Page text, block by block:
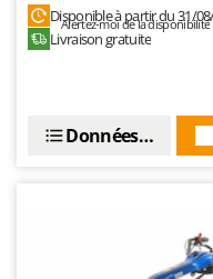
Disponible à partir du 31/
Alertez-moi de la disponibilité
Livraison gratuite
Données